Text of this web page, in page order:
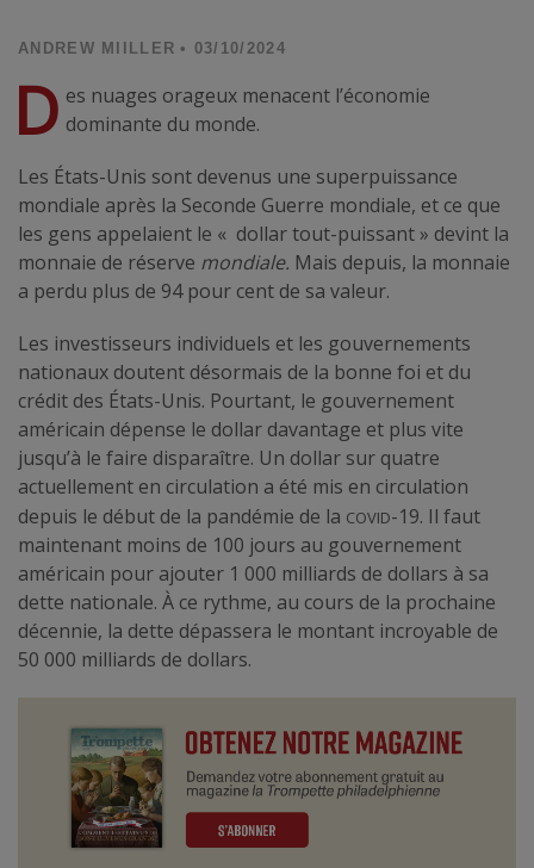
ANDREW MIILLER • 03/10/2024
D es nuages orageux menacent l’économie
dominante du monde.
Les États-Unis sont devenus une superpuissance
mondiale après la Seconde Guerre mondiale, et ce que
les gens appelaient le « dollar tout-puissant » devint la
monnaie de réserve mondiale. Mais depuis, la monnaie
a perdu plus de 94 pour cent de sa valeur.
Les investisseurs individuels et les gouvernements
nationaux doutent désormais de la bonne foi et du
crédit des États-Unis. Pourtant, le gouvernement
américain dépense le dollar davantage et plus vite
jusqu’à le faire disparaître. Un dollar sur quatre
actuellement en circulation a été mis en circulation
depuis le début de la pandémie de la covid-19. Il faut
maintenant moins de 100 jours au gouvernement
américain pour ajouter 1 000 milliards de dollars à sa
dette nationale. À ce rythme, au cours de la prochaine
décennie, la dette dépassera le montant incroyable de
50 000 milliards de dollars.